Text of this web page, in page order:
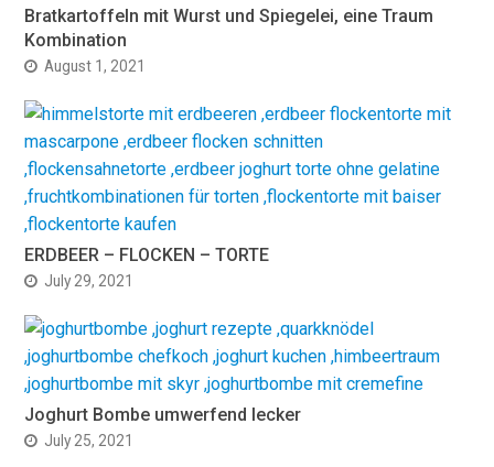
Bratkartoffeln mit Wurst und Spiegelei, eine Traum
Kombination
August 1, 2021
ERDBEER – FLOCKEN – TORTE
July 29, 2021
Joghurt Bombe umwerfend lecker
July 25, 2021